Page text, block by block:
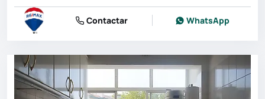
Contactar WhatsApp